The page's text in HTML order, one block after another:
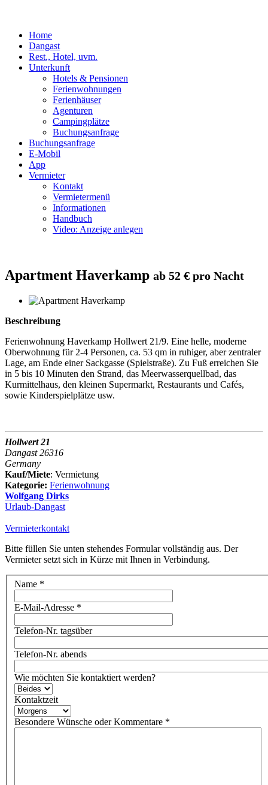
Home
Dangast
Rest., Hotel, uvm.
Unterkunft
Hotels & Pensionen
Ferienwohnungen
Ferienhäuser
Agenturen
Campingplätze
Buchungsanfrage
Buchungsanfrage
E-Mobil
App
Vermieter
Kontakt
Vermietermenü
Informationen
Handbuch
Video: Anzeige anlegen
Apartment Haverkamp ab 52 € pro Nacht
Beschreibung
Ferienwohnung Haverkamp Hollwert 21/9. Eine helle, moderne
Oberwohnung für 2-4 Personen, ca. 53 qm in ruhiger, aber zentraler
Lage, am Ende einer Sackgasse (Spielstraße). Zu Fuß erreichen Sie
in 5 bis 10 Minuten den Strand, das Meerwasserquellbad, das
Kurmittelhaus, den kleinen Supermarkt, Restaurants und Cafés,
sowie Kinderspielplätze usw.
Hollwert 21
Dangast 26316
Germany
Kauf/Miete: Vermietung
Kategorie: Ferienwohnung
Wolfgang Dirks
Urlaub-Dangast
Vermieterkontakt
Bitte füllen Sie unten stehendes Formular vollständig aus. Der
Vermieter setzt sich in Kürze mit Ihnen in Verbindung.
Name *
E-Mail-Adresse *
Telefon-Nr. tagsüber
Telefon-Nr. abends
Wie möchten Sie kontaktiert werden?
Kontaktzeit
Besondere Wünsche oder Kommentare *